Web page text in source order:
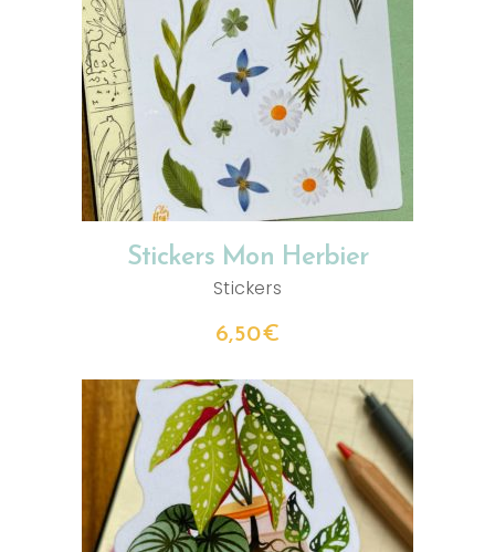
LIRE LA SUITE
Stickers Mon Herbier
Stickers
6,50€
AJOUTER AU PANIER